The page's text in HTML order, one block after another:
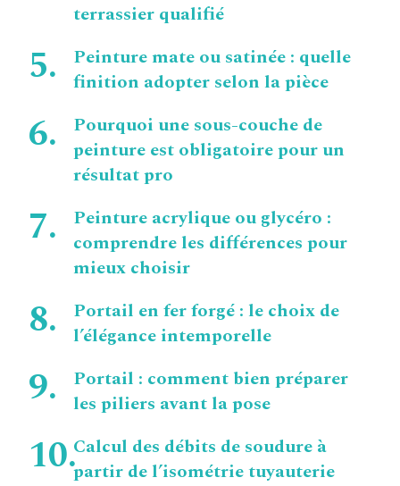
terrassier qualifié
Peinture mate ou satinée : quelle
finition adopter selon la pièce
Pourquoi une sous-couche de
peinture est obligatoire pour un
résultat pro
Peinture acrylique ou glycéro :
comprendre les différences pour
mieux choisir
Portail en fer forgé : le choix de
l’élégance intemporelle
Portail : comment bien préparer
les piliers avant la pose
Calcul des débits de soudure à
partir de l’isométrie tuyauterie